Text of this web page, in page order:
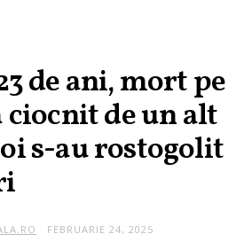
de ani, mort pe
ciocnit de un alt
s-au rostogolit
FEBRUARIE 24, 2025